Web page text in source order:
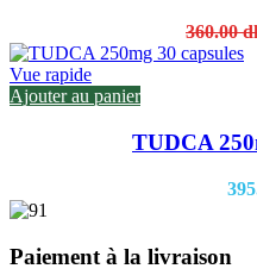
360.00
Vue rapide
Ajouter au panier
TUDCA
Paiement à la livraison